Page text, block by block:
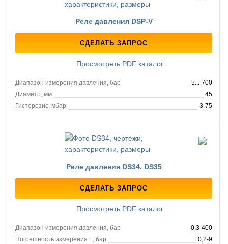
Реле давления DSP-V
СДЕЛАТЬ ЗАПРОС
Просмотреть PDF каталог
Диапазон измерения давления, бар
-5...-700
Диаметр, мм
45
Гистерезис, мбар
3-75
Реле давления DS34, DS35
СДЕЛАТЬ ЗАПРОС
Просмотреть PDF каталог
Диапазон измерения давления, бар
0,3-400
Погрешность измерения ±, бар
0,2-9